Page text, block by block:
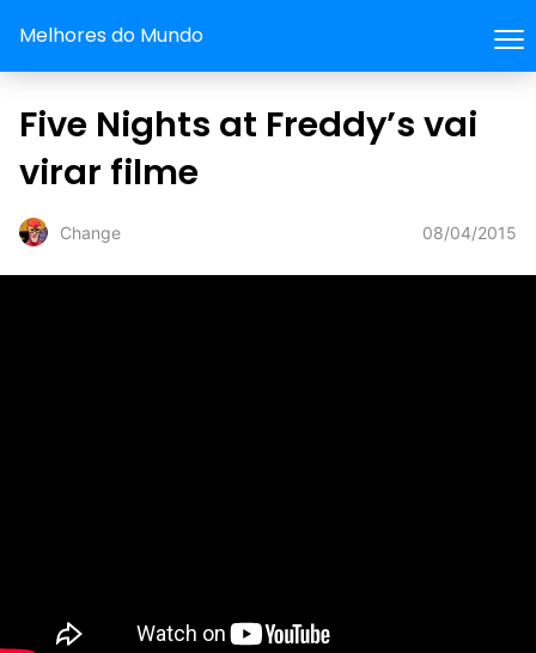
Melhores do Mundo
Five Nights at Freddy’s vai
virar filme
Change 08/04/2015